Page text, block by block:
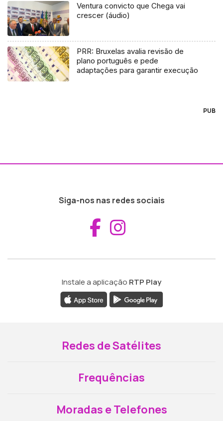
Ventura convicto que Chega vai
crescer (áudio)
PRR: Bruxelas avalia revisão de
plano português e pede
adaptações para garantir execução
PUB
Siga-nos nas redes sociais
Aceder ao
Instale a aplicação RTP Play
Redes de Satélites
Frequências
Moradas e Telefones